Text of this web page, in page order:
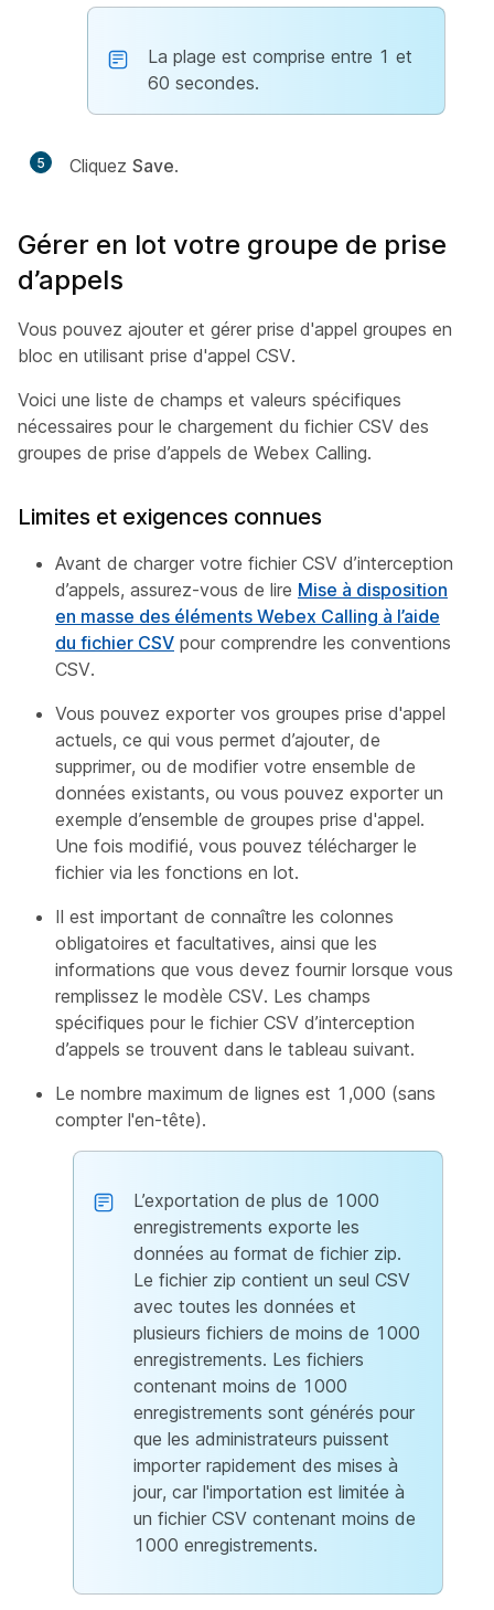
La plage est comprise entre 1 et
60 secondes.
5 Cliquez Save.
Gérer en lot votre groupe de prise
d’appels
Vous pouvez ajouter et gérer prise d'appel groupes en
bloc en utilisant prise d'appel CSV.
Voici une liste de champs et valeurs spécifiques
nécessaires pour le chargement du fichier CSV des
groupes de prise d’appels de Webex Calling.
Limites et exigences connues
Avant de charger votre fichier CSV d’interception
d’appels, assurez-vous de lire Mise à disposition
en masse des éléments Webex Calling à l’aide
du fichier CSV pour comprendre les conventions
CSV.
Vous pouvez exporter vos groupes prise d'appel
actuels, ce qui vous permet d’ajouter, de
supprimer, ou de modifier votre ensemble de
données existants, ou vous pouvez exporter un
exemple d’ensemble de groupes prise d'appel.
Une fois modifié, vous pouvez télécharger le
fichier via les fonctions en lot.
Il est important de connaître les colonnes
obligatoires et facultatives, ainsi que les
informations que vous devez fournir lorsque vous
remplissez le modèle CSV. Les champs
spécifiques pour le fichier CSV d’interception
d’appels se trouvent dans le tableau suivant.
Le nombre maximum de lignes est 1,000 (sans
compter l'en-tête).
L’exportation de plus de 1000
enregistrements exporte les
données au format de fichier zip.
Le fichier zip contient un seul CSV
avec toutes les données et
plusieurs fichiers de moins de 1000
enregistrements. Les fichiers
contenant moins de 1000
enregistrements sont générés pour
que les administrateurs puissent
importer rapidement des mises à
jour, car l'importation est limitée à
un fichier CSV contenant moins de
1000 enregistrements.